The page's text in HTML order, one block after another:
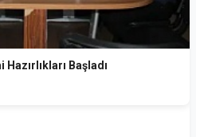
Başladı